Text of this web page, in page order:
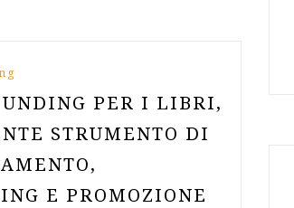
PER I LIBRI,
STRUMENTO DI
E PROMOZIONE